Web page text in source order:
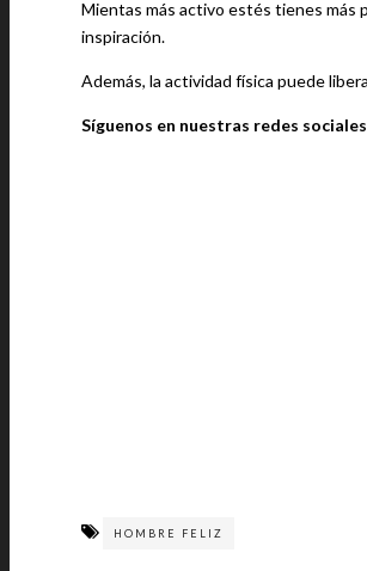
Mientas más activo estés tienes más
inspiración.
Además, la actividad física puede
Síguenos en nuestras redes
HOMBRE FELIZ